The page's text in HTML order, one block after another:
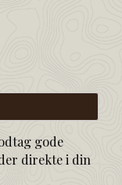
gode
direkte i din